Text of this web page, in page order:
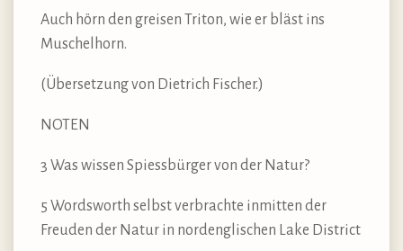
Auch hörn den greisen Triton, wie er bläst ins
Muschelhorn.
(Übersetzung von Dietrich Fischer.)
NOTEN
3 Was wissen Spiessbürger von der Natur?
5 Wordsworth selbst verbrachte inmitten der
Freuden der Natur in nordenglischen Lake District